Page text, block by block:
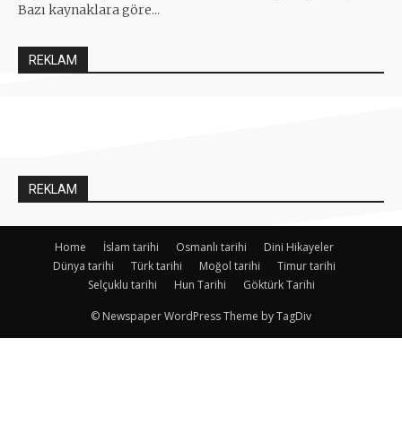
Bazı kaynaklara göre...
REKLAM
REKLAM
Home İslam tarihi Osmanlı tarihi
Dini Hikayeler
Dünya tarihi
Türk tarihi Moğol tarihi
Timur tarihi
Selçuklu tarihi
Hun Tarihi Göktürk Tarihi
© Newspaper WordPress Theme by TagDiv